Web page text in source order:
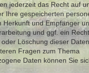
jederzeit das Recht auf
Ihre gespeicherten
Herkunft und Empfänger
und ggf. ein
Löschung dieser
Fragen zum Thema
Daten können Sie